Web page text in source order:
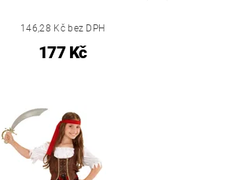
146,28 Kč bez DPH
177 Kč